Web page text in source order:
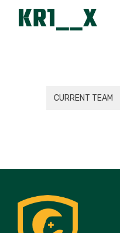
KR1__X
CURRENT TEAM